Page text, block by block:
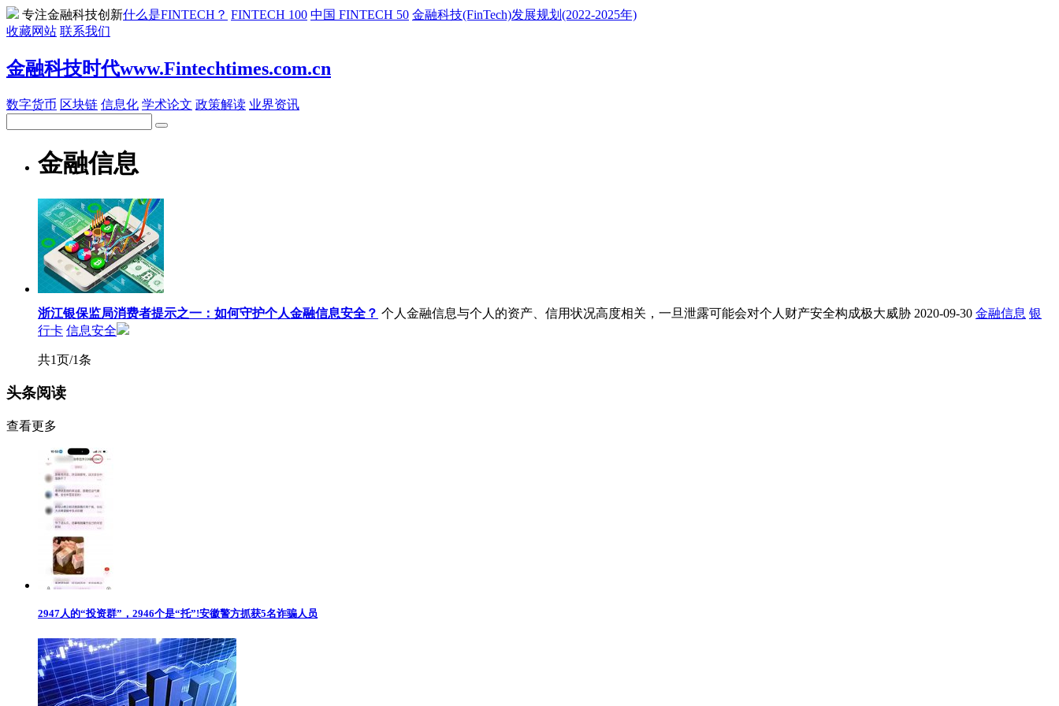
专注金融科技创新什么是FINTECH？ FINTECH 100 中国 FINTECH 50 金融科技(FinTech)发展规划(2022-2025年)
收藏网站 联系我们
金融科技时代www.Fintechtimes.com.cn
数字货币 区块链 信息化 学术论文 政策解读 业界资讯
金融信息
浙江银保监局消费者提示之一：如何守护个人金融信息安全？ 个人金融信息与个人的资产、信用状况高度相关，一旦泄露可能会对个人财产安全构成极大威胁 2020-09-30 金融信息 银
行卡 信息安全
共1页/1条
头条阅读
查看更多
2947人的“投资群”，2946个是“托”!安徽警方抓获5名诈骗人员